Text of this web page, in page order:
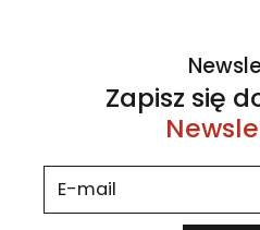
Zapisz się